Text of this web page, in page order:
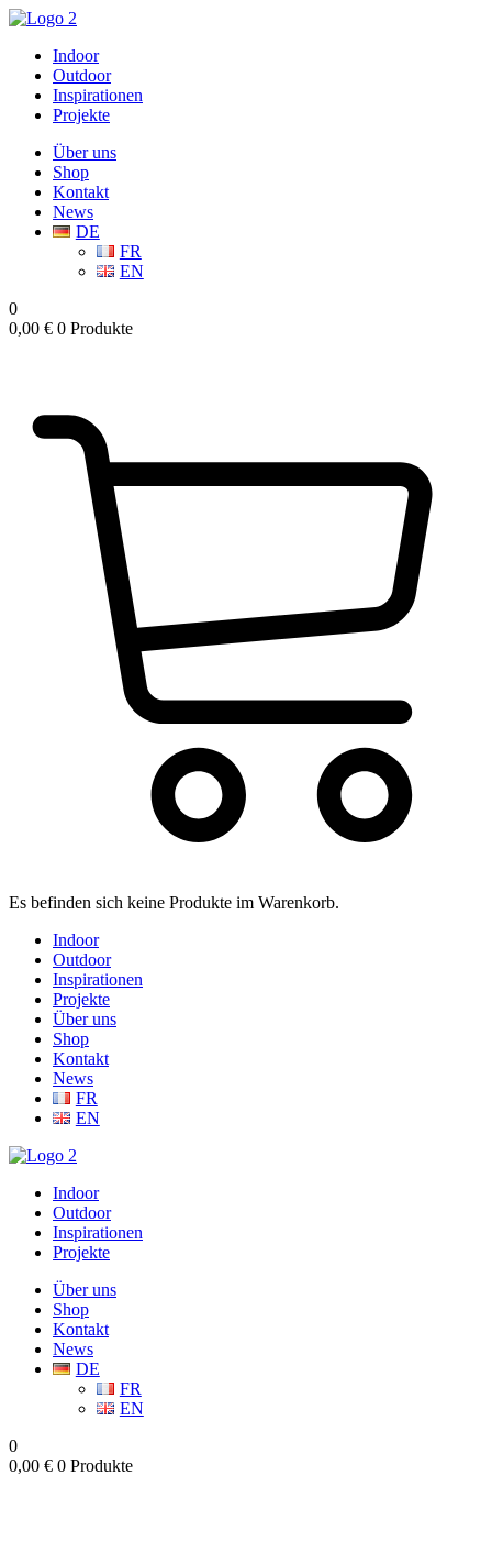
Indoor
Outdoor
Inspirationen
Projekte
Über uns
Shop
Kontakt
News
DE
FR
EN
0
0,00 € 0 Produkte
Es befinden sich keine Produkte im Warenkorb.
Indoor
Outdoor
Inspirationen
Projekte
Über uns
Shop
Kontakt
News
FR
EN
Indoor
Outdoor
Inspirationen
Projekte
Über uns
Shop
Kontakt
News
DE
FR
EN
0
0,00 € 0 Produkte